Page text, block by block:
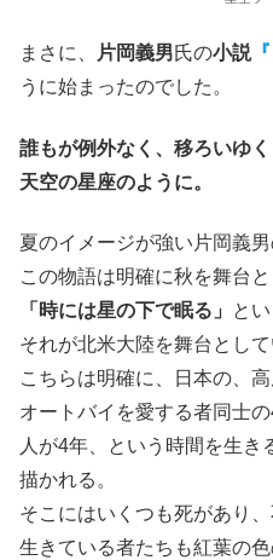
まさに、 片岡義男氏の小説
うに始まったのでした。
誰もが例外なく、移ろいゆく
天空の星座のように。
夏のイメージが強い片岡義
この物語は明確に秋を舞台と
「時には星の下で眠る」
と
それが北米大陸を舞台として
こちらは明確に、日本の、高
オートバイを愛する者同士
人が4年、という時間を生
描かれる。
そこにはいくつも死があり、
生きている者たちも紅葉の